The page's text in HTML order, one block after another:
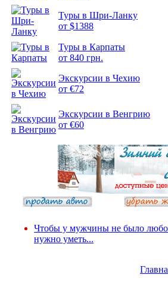
Туры в Шри-Ланку
от $1388
Туры в Карпаты
от 840 грн.
Экскурсии в Чехию
от €72
Экскурсии в Венгрию
от €60
Чтобы у мужчины не было
нужно уметь...